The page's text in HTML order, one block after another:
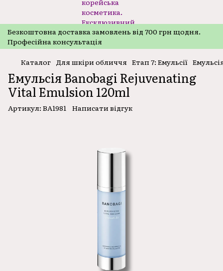
Безкоштовнa доставка замовлень від 700 грн щодня.
Професійна консультація
Каталог Для шкіри обличчя Етап 7: Емульсії
Емульсія Banobagi Rejuvenating
Vital Emulsion 120ml
Артикул: BA1981 Написати відгук